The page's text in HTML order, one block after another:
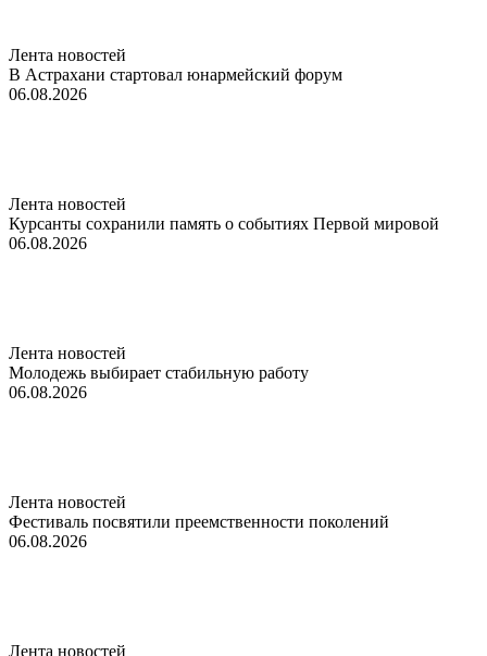
Лента новостей
В Астрахани стартовал юнармейский форум
06.08.2026
Лента новостей
Курсанты сохранили память о событиях Первой мировой
06.08.2026
Лента новостей
Молодежь выбирает стабильную работу
06.08.2026
Лента новостей
Фестиваль посвятили преемственности поколений
06.08.2026
Лента новостей